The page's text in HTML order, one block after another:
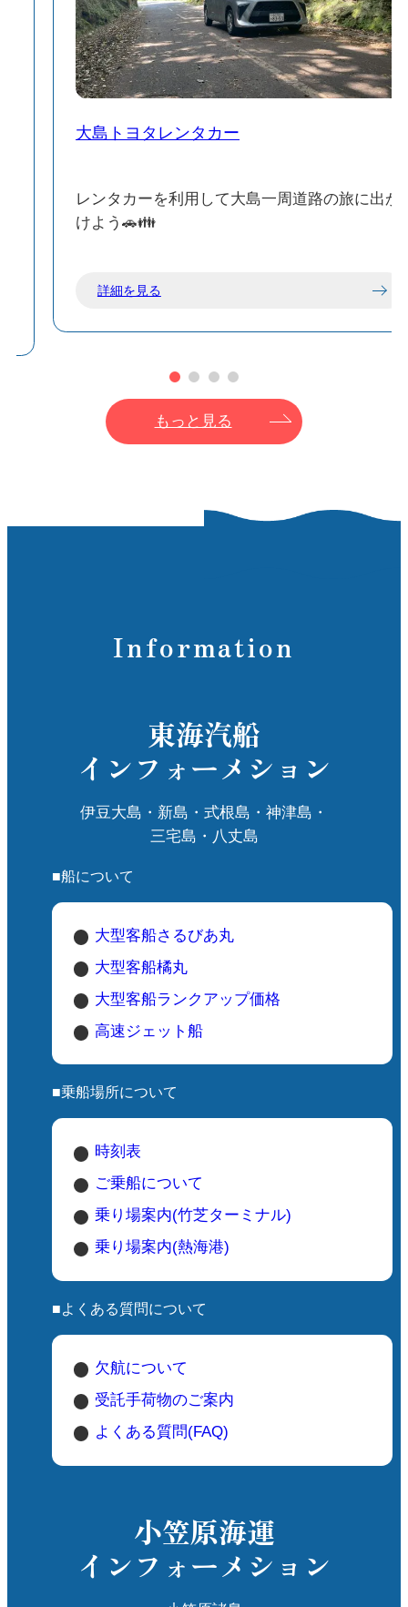
大島トヨタレンタカー
レンタカーを利用して大島一周道路の旅に出か
けよう🚗👪
詳細を見る
もっと見る
Information
東海汽船
インフォーメション
伊豆大島・新島・式根島・神津島・
三宅島・八丈島
■船について
大型客船さるびあ丸
大型客船橘丸
大型客船ランクアップ価格
高速ジェット船
■乗船場所について
時刻表
ご乗船について
乗り場案内(竹芝ターミナル)
乗り場案内(熱海港)
■よくある質問について
欠航について
受託手荷物のご案内
よくある質問(FAQ)
小笠原海運
インフォーメション